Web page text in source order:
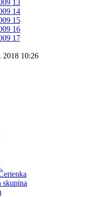
2018 10:26
skupina